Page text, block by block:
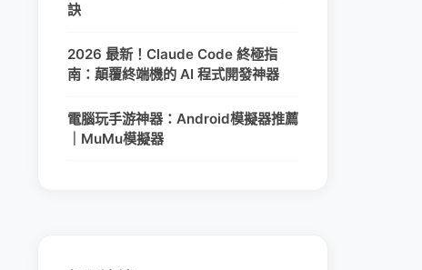
訣
2026 最新！Claude Code 終極指
南：顛覆終端機的 AI 程式開發神器
電腦玩手游神器：Android模擬器推薦
｜MuMu模擬器